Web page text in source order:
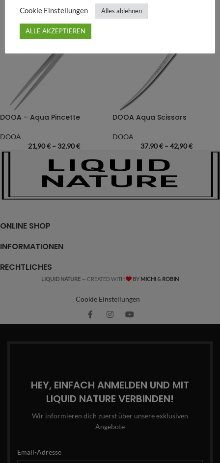
DOOA – Aqua Pincette
DOOA
21,90€– 32,90€
DOOA Aqua Scissors
DOOA
37,90€–42,90€
ONLINE SHOP
INFORMATIONEN
RECHTLICHES
LIQUID NATURE — CREATED WITH BY MICHI& ROBIN
Cookie Einstellungen
HEY, EINFACH ANMELDEN UND MIT
LIQUID NATURE VERBINDEN!
Wir informieren dich zuerst über unsere exklusiven
Angebote
Email-Adresse
Cookie Einstellungen Alles ablehnen
ALLE AKZEPTIEREN